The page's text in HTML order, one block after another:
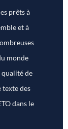
prêts à
et à
monde
qualité de
texte des
dans le